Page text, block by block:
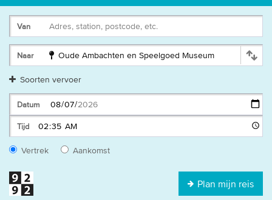
Van Adres, station, postcode, etc.
Naar Oude Ambachten en Speelgoed Museum
Soorten vervoer
Datum
Tijd
Vertrek Aankomst
Plan mijn reis